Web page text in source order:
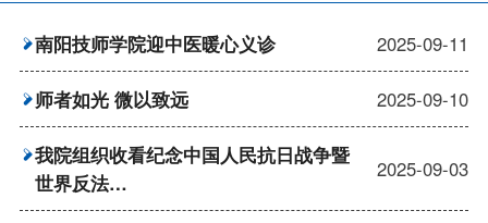
南阳技师学院迎中医暖心义诊 2025-09-11
师者如光 微以致远 2025-09-10
我院组织收看纪念中国人民抗日战争暨
世界反法…
2025-09-03